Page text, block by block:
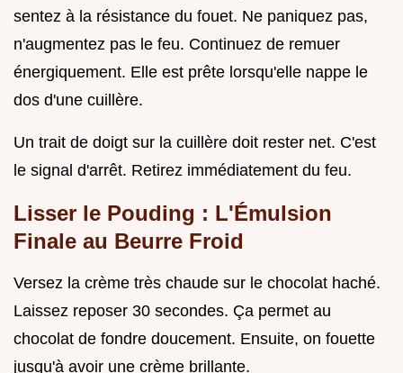
sentez à la résistance du fouet. Ne paniquez pas,
n'augmentez pas le feu. Continuez de remuer
énergiquement. Elle est prête lorsqu'elle nappe le
dos d'une cuillère.
Un trait de doigt sur la cuillère doit rester net. C'est
le signal d'arrêt. Retirez immédiatement du feu.
Lisser le Pouding : L'Émulsion
Finale au Beurre Froid
Versez la crème très chaude sur le chocolat haché.
Laissez reposer 30 secondes. Ça permet au
chocolat de fondre doucement. Ensuite, on fouette
jusqu'à avoir une crème brillante.